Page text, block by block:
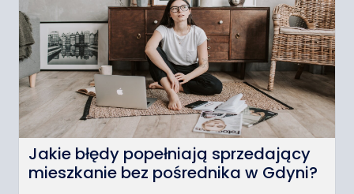
Jakie błędy popełniają sprzedający
mieszkanie bez pośrednika w Gdyni?